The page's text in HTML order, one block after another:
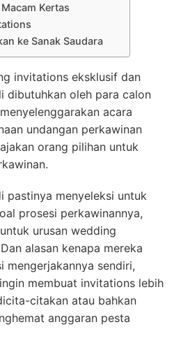
Kertas
ke Sanak Saudara
invitations eksklusif dan
dibutuhkan oleh para calon
acara
undangan perkawinan
orang pilihan untuk
pastinya menyeleksi untuk
prosesi perkawinannya,
urusan wedding
alasan kenapa mereka
mengerjakannya sendiri,
membuat invitations lebih
citakan atau bahkan
anggaran pesta